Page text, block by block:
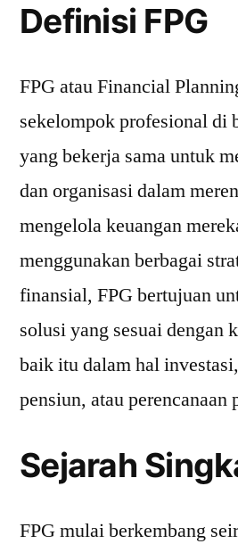
Definisi FPG
FPG atau Financial
sekelompok profesional di
yang bekerja sama untuk
dan organisasi dalam
mengelola keuangan
menggunakan berbagai
finansial, FPG bertujuan
solusi yang sesuai dengan
baik itu dalam hal
pensiun, atau perencanaan
Sejarah
FPG mulai berkembang